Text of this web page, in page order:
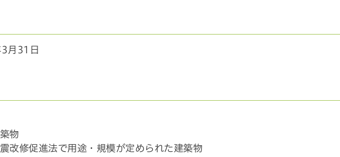
月31日
物
改修促進法で用途・規模が定められた建築物